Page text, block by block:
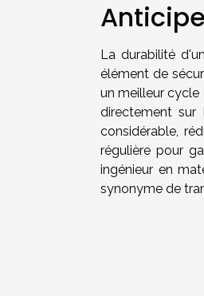
La durabilité
élément de
un meilleur cycle
directement sur
considérable,
régulière pour
ingénieur en
synonyme de